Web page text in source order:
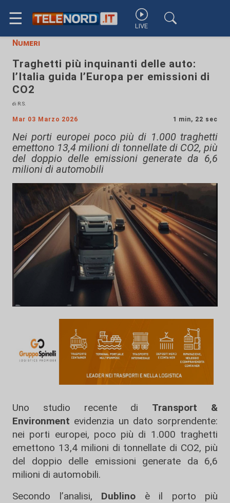
☰ LIVE
Numeri
Traghetti più inquinanti delle auto:
l’Italia guida l’Europa per emissioni di
CO2
di R.S.
Mar 03 Marzo 2026 1 min, 22 sec
Nei porti europei poco più di 1.000 traghetti
emettono 13,4 milioni di tonnellate di CO2, più
del doppio delle emissioni generate da 6,6
milioni di automobili
Uno studio recente di Transport &
Environment evidenzia un dato sorprendente:
nei porti europei, poco più di 1.000 traghetti
emettono 13,4 milioni di tonnellate di CO2, più
del doppio delle emissioni generate da 6,6
milioni di automobili.
Secondo l’analisi, Dublino è il porto più